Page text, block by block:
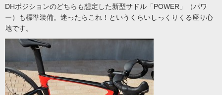
DHポジションのどちらも想定した新型サドル「POWER」（パワ
ー）も標準装備。迷ったらこれ！というくらいしっくりくる座り心
地です。